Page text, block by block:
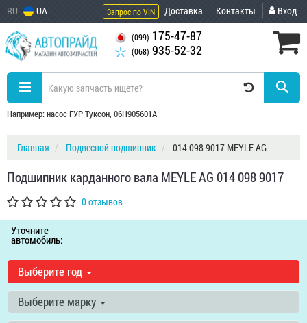
RU UA Запрос по VIN Доставка Контакты Вход
(099) 175-47-87
(068) 935-52-32
Например: насос ГУР Туксон, 06H905601A
Главная Подвесной подшипник 014 098 9017 MEYLE AG
Подшипник карданного вала MEYLE AG 014 098 9017
0 отзывов
Уточните
автомобиль:
Выберите год
Выберите марку